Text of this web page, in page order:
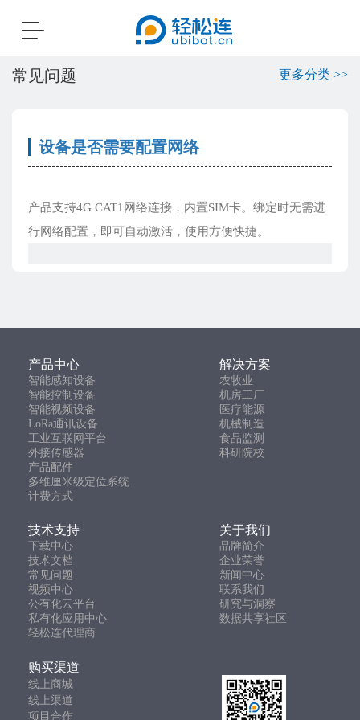
Toggle
常见问题 更多分类 >>
设备是否需要配置网络
产品支持4G CAT1网络连接，内置SIM卡。绑定时无需进
行网络配置，即可自动激活，使用方便快捷。
产品中心 解决方案
智能感知设备
农牧业
智能控制设备
机房工厂
智能视频设备
医疗能源
LoRa通讯设备
机械制造
工业互联网平台
食品监测
外接传感器
科研院校
产品配件
多维厘米级定位系统
计费方式
技术支持 关于我们
下载中心
品牌简介
技术文档
企业荣誉
常见问题
新闻中心
视频中心
联系我们
公有化云平台
研究与洞察
私有化应用中心
数据共享社区
轻松连代理商
购买渠道
线上商城
线上渠道
项目合作